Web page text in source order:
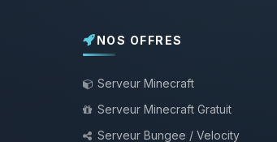
NOS OFFRES
Serveur Minecraft
Serveur Minecraft Gratuit
Serveur Bungee / Velocity